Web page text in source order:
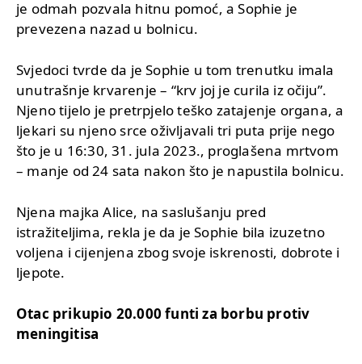
je odmah pozvala hitnu pomoć, a Sophie je
prevezena nazad u bolnicu.
Svjedoci tvrde da je Sophie u tom trenutku imala
unutrašnje krvarenje – “krv joj je curila iz očiju”.
Njeno tijelo je pretrpjelo teško zatajenje organa, a
ljekari su njeno srce oživljavali tri puta prije nego
što je u 16:30, 31. jula 2023., proglašena mrtvom
– manje od 24 sata nakon što je napustila bolnicu.
Njena majka Alice, na saslušanju pred
istražiteljima, rekla je da je Sophie bila izuzetno
voljena i cijenjena zbog svoje iskrenosti, dobrote i
ljepote.
Otac prikupio 20.000 funti za borbu protiv
meningitisa